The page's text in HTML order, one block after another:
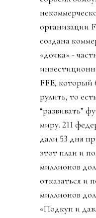
организации
создана
«дочка» -
FFE, который
рулить, то есть
“развивать”
миру. 211
дали 53 дня
этот план и
миллионов
отказаться и
миллионов
«Подкуп и